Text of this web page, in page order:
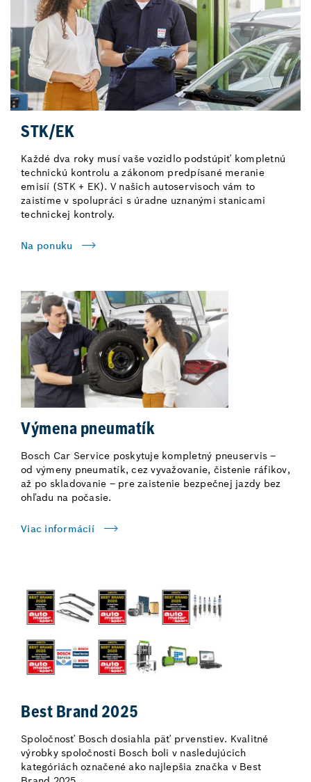
STK/EK
Každé dva roky musí vaše vozidlo podstúpiť kompletnú
technickú kontrolu a zákonom predpísané meranie
emisií (STK + EK). V našich autoservisoch vám to
zaistíme v spolupráci s úradne uznanými stanicami
technickej kontroly.
Na ponuku
Výmena pneumatík
Bosch Car Service poskytuje kompletný pneuservis –
od výmeny pneumatík, cez vyvažovanie, čistenie ráfikov,
až po skladovanie – pre zaistenie bezpečnej jazdy bez
ohľadu na počasie.
Viac informácií
Best Brand 2025
Spoločnosť Bosch dosiahla päť prvenstiev. Kvalitné
výrobky spoločnosti Bosch boli v nasledujúcich
kategóriách označené ako najlepšia značka v Best